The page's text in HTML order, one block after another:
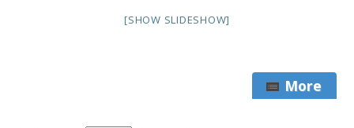
[SHOW SLIDESHOW]
More